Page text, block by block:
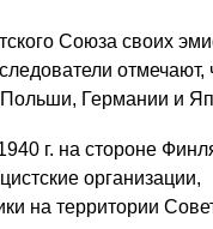
Союза своих
отмечают,
Германии и
г. на стороне
организации,
на территории